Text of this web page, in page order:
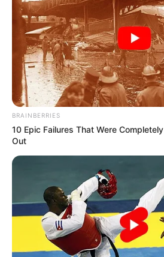
BRAINBERRIES
10 Epic Failures That Were
Out